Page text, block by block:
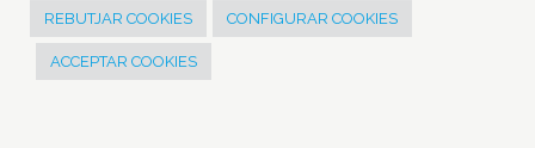
mitjans de comunicació també hi han tingut un
paper important.Malgrat que és un món
d’homes(a l’empresa fins fa cinc anys érem només
REBUTJAR COOKIES CONFIGURAR COOKIES
ACCEPTAR COOKIES